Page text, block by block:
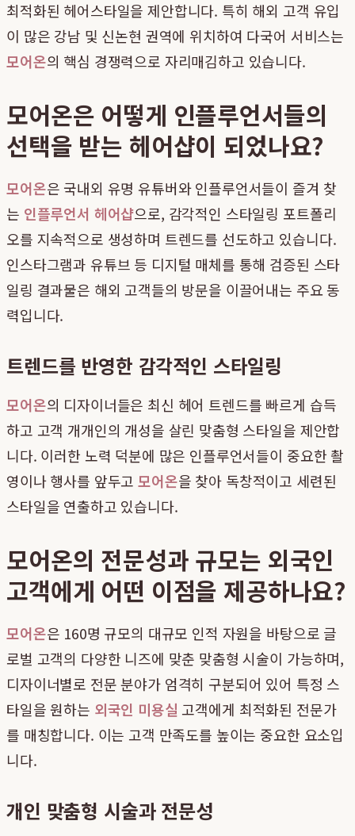
최적화된 헤어스타일을 제안합니다. 특히 해외 고객 유입
이 많은 강남 및 신논현 권역에 위치하여 다국어 서비스는
모어온의 핵심 경쟁력으로 자리매김하고 있습니다.
모어온은 어떻게 인플루언서들의
선택을 받는 헤어샵이 되었나요?
모어온은 국내외 유명 유튜버와 인플루언서들이 즐겨 찾
는 인플루언서 헤어샵으로, 감각적인 스타일링 포트폴리
오를 지속적으로 생성하며 트렌드를 선도하고 있습니다.
인스타그램과 유튜브 등 디지털 매체를 통해 검증된 스타
일링 결과물은 해외 고객들의 방문을 이끌어내는 주요 동
력입니다.
트렌드를 반영한 감각적인 스타일링
모어온의 디자이너들은 최신 헤어 트렌드를 빠르게 습득
하고 고객 개개인의 개성을 살린 맞춤형 스타일을 제안합
니다. 이러한 노력 덕분에 많은 인플루언서들이 중요한 촬
영이나 행사를 앞두고모어온을 찾아 독창적이고 세련된
스타일을 연출하고 있습니다.
모어온의 전문성과 규모는 외국인
고객에게 어떤 이점을 제공하나요?
모어온은 160명 규모의 대규모 인적 자원을 바탕으로 글
로벌 고객의 다양한 니즈에 맞춘 맞춤형 시술이 가능하며,
디자이너별로 전문 분야가 엄격히 구분되어 있어 특정 스
타일을 원하는 외국인 미용실 고객에게 최적화된 전문가
를 매칭합니다. 이는 고객 만족도를 높이는 중요한 요소입
니다.
개인 맞춤형 시술과 전문성